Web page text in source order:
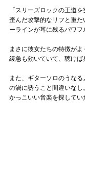
「スリーズロックの王道
歪んだ攻撃的なリフと重
ーラインが耳に残るパワフ
まさに彼女たちの特徴がよ
緩急も効いていて、聴けば
また、ギターソロのうな
の渦に誘うこと間違いなし。
かっこいい音楽を探してい